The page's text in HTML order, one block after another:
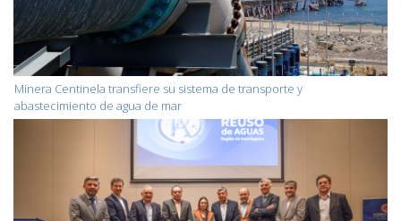
Minera Centinela transfiere su sistema de transporte y
abastecimiento de agua de mar